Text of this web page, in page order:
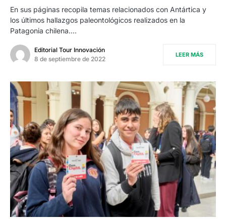
En sus páginas recopila temas relacionados con Antártica y
los últimos hallazgos paleontológicos realizados en la
Patagonia chilena.…
Editorial Tour Innovación
8 de septiembre de 2022
LEER MÁS